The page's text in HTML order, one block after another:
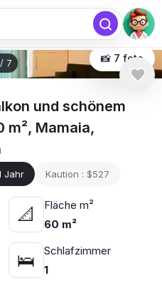
/ 7 📸 7 foto
und schönem
m², Mamaia,
Jahr Kaution : $527
📐
Fläche m²
60 m²
🛌
Schlafzimmer
1